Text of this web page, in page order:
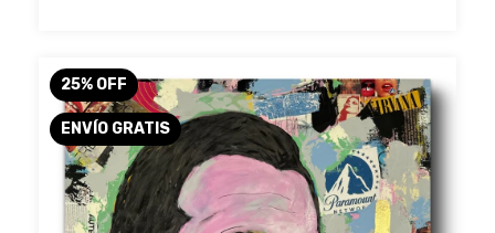
25% OFF
ENVÍO GRATIS